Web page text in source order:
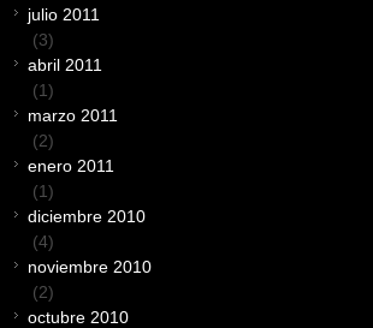
julio 2011
(3)
abril 2011
(1)
marzo 2011
(2)
enero 2011
(1)
diciembre 2010
(4)
noviembre 2010
(2)
octubre 2010